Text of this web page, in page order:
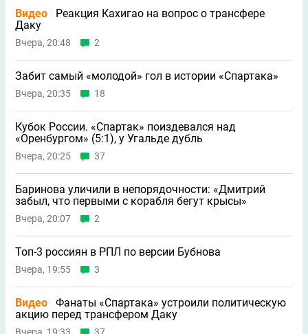
Видео
Реакция Кахигао на вопрос о трансфере
Даку
Вчера, 20:48 2
Забит самый «молодой» гол в истории «Спартака»
Вчера, 20:35 18
Кубок России. «Спартак» поиздевался над
«Оренбургом» (5:1), у Угальде дубль
Вчера, 20:25 37
Баринова уличили в непорядочности: «Дмитрий
забыл, что первыми с корабля бегут крысы»
Вчера, 20:07 2
Топ-3 россиян в РПЛ по версии Бубнова
Вчера, 19:55 3
Видео
Фанаты «Спартака» устроили политическую
акцию перед трансфером Даку